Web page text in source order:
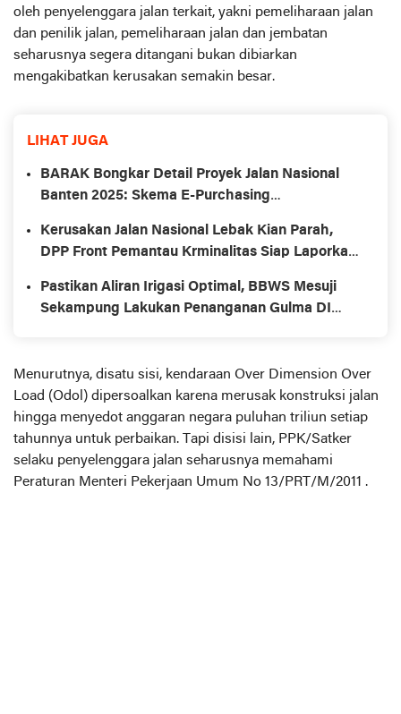
oleh penyelenggara jalan terkait, yakni pemeliharaan jalan
dan penilik jalan, pemeliharaan jalan dan jembatan
seharusnya segera ditangani bukan dibiarkan
mengakibatkan kerusakan semakin besar.
LIHAT JUGA
BARAK Bongkar Detail Proyek Jalan Nasional
Banten 2025: Skema E-Purchasing
Jawab
Kerusakan Jalan Nasional Lebak Kian Parah,
DPP Front Pemantau Krminalitas Siap Laporkan
Pastikan Aliran Irigasi Optimal, BBWS Mesuji
Sekampung Lakukan Penanganan Gulma DI
Menurutnya, disatu sisi, kendaraan Over Dimension Over
Load (Odol) dipersoalkan karena merusak konstruksi jalan
hingga menyedot anggaran negara puluhan triliun setiap
tahunnya untuk perbaikan. Tapi disisi lain, PPK/Satker
selaku penyelenggara jalan seharusnya memahami
Peraturan Menteri Pekerjaan Umum No 13/PRT/M/2011 .